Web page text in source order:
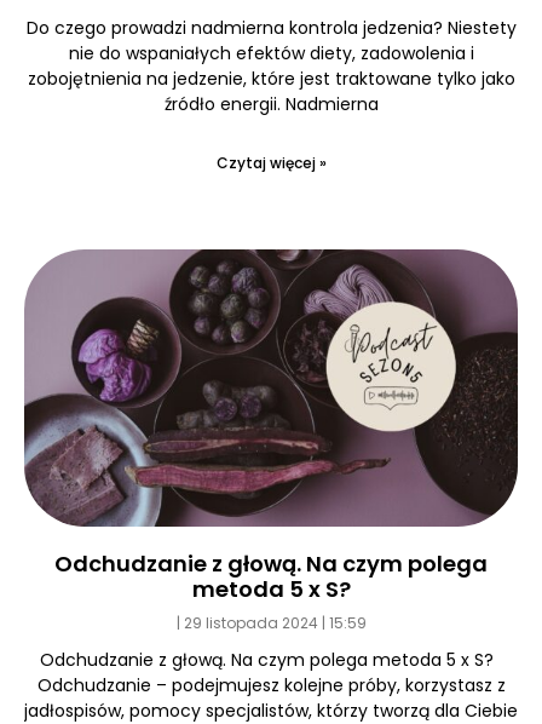
Do czego prowadzi nadmierna kontrola jedzenia? Niestety
nie do wspaniałych efektów diety, zadowolenia i
zobojętnienia na jedzenie, które jest traktowane tylko jako
źródło energii. Nadmierna
Czytaj więcej »
Odchudzanie z głową. Na czym polega
metoda 5 x S?
29 listopada 2024 15:59
Odchudzanie z głową. Na czym polega metoda 5 x S?
Odchudzanie – podejmujesz kolejne próby, korzystasz z
jadłospisów, pomocy specjalistów, którzy tworzą dla Ciebie